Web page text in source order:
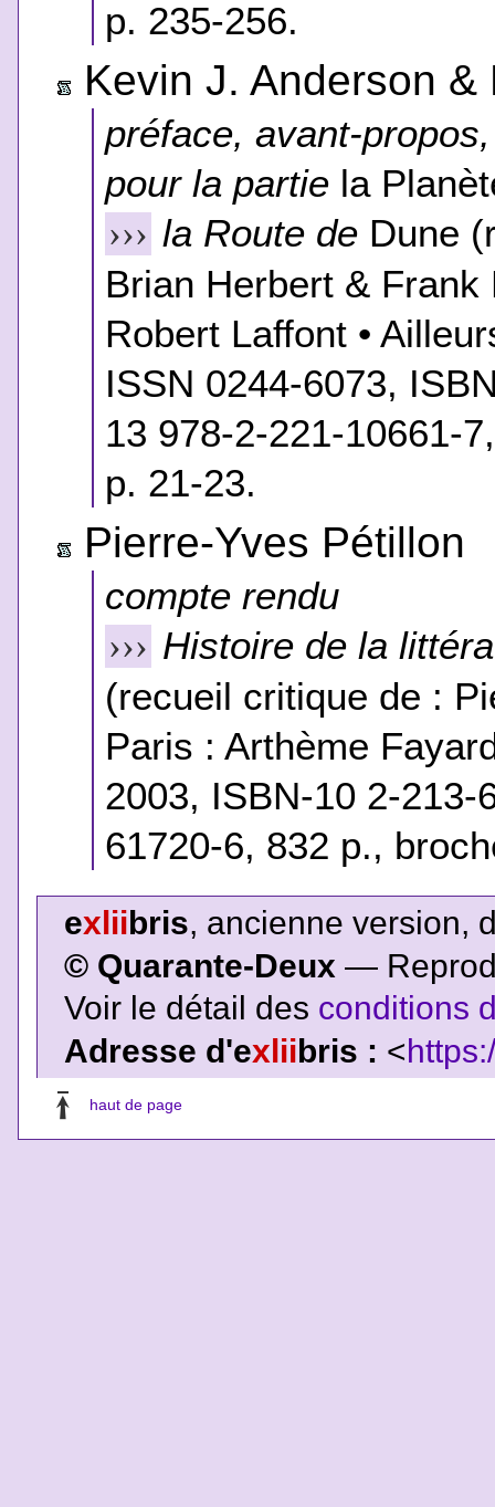
p. 235-256.
Kevin J. Anderson
préface, avant-
pour la partie la
››› la Route de Dune
Brian Herbert &
Robert Laffont •
ISSN 0244-6073,
13 978-2-221-10661-
p. 21-23.
Pierre-Yves Pétillon
compte rendu
››› Histoire de la
(recueil critique de :
Paris : Arthème
2003, ISBN-10 2-213-
61720-6, 832 p.,
exliibris, ancienne version,
© Quarante-Deux —
Voir le détail des conditions
Adresse d'exlii bris : <
haut de page